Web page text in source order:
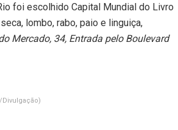
foi escolhido Capital Mundial do Livro
lombo, rabo, paio e linguiça,
Mercado, 34, Entrada pelo Boulevard